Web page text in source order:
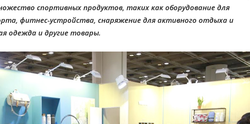
спортивных продуктов, таких как оборудование для
фитнес-устройства, снаряжение для активного отдыха и
одежда и другие товары.